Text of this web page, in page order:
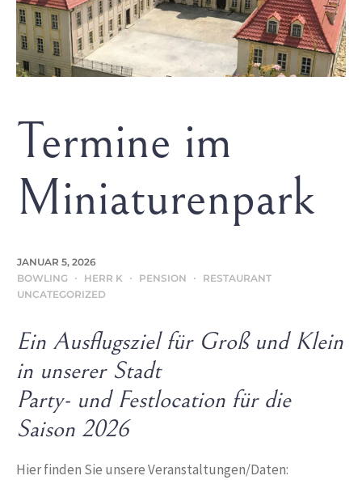
Termine im
Miniaturenpark
JANUAR 5, 2026
BOWLING
HERR K PENSION
RESTAURANT
UNCATEGORIZED
Ein Ausflugsziel für Groß und Klein
in unserer Stadt
Party- und Festlocation für die
Saison 2026
Hier finden Sie unsere Veranstaltungen/Daten: